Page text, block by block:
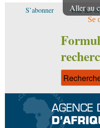
Aller au
S’abonner Voir les
Se